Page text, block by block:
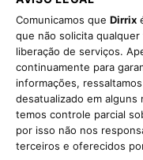
Comunicamos que Dirrix
que não solicita
liberação de serviços.
continuamente para
informações,
desatualizado em alguns
temos controle parcial
por isso não nos
terceiros e oferecidos